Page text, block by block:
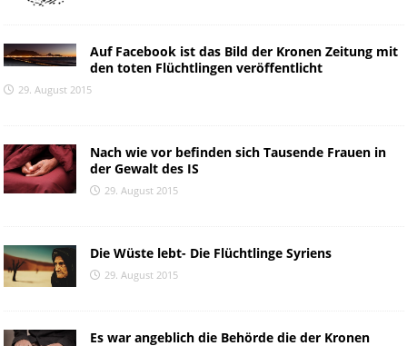
Auf Facebook ist das Bild der Kronen Zeitung mit
den toten Flüchtlingen veröffentlicht
29. August 2015
Nach wie vor befinden sich Tausende Frauen in
der Gewalt des IS
29. August 2015
Die Wüste lebt- Die Flüchtlinge Syriens
29. August 2015
Es war angeblich die Behörde die der Kronen